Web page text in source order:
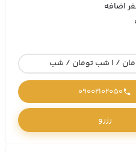
09002102050
رزرو